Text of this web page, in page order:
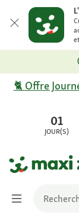
01
JOUR(S)
🐈 Offre